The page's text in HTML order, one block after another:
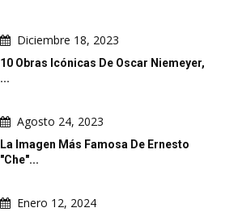
Diciembre 18, 2023
10 Obras Icónicas De Oscar Niemeyer,
...
Agosto 24, 2023
La Imagen Más Famosa De Ernesto
"Che"...
Enero 12, 2024